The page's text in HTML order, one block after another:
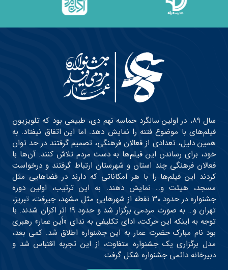
سال ۸۹، در اولین سالگرد حماسه نهم دی، طبیعی بود که تلویزیون
فیلم‌های با موضوع فتنه را نمایش دهد. اما این اتفاق نیفتاد. به
همین دلیل، تعدادی از فعالان فرهنگی، تصمیم گرفتند در حد توان
خود، برای رساندن این فیلم‌ها به دست مردم تلاش کنند. آن‌ها با
فعالان فرهنگی چند استان و شهرستان ارتباط گرفتند و درخواست
کردند این فیلم‌ها را با هر امکاناتی که دارند در فضاهایی مثل
مسجد، هیئت و… نمایش دهند. به این ترتیب، اولین دوره
جشنواره در حدود ۳۰ نقطه از شهرهایی مثل مشهد، جیرفت، تبریز،
تهران و… به صورت مردمی برگزار شد و حدود ۱۹ اثر اکران شدند. با
توجه به اینکه این حرکت، ادای تکلیفی به ندای «أین عمار» رهبری
بود نام مبارک حضرت عمار به این جشنواره اطلاق شد. کمی بعد،
مدل برگزاری یک جشنواره متفاوت، از این تجربه اقتباس شد و
دبیرخانه دائمی جشنواره شکل گرفت.